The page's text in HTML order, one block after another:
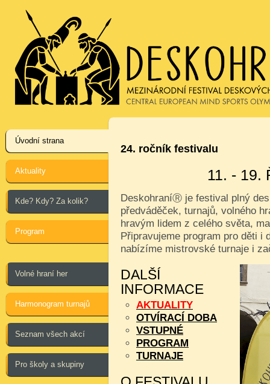
Úvodní strana
Aktuality
Kde? Kdy? Za kolik?
Program
Volné hraní her
Harmonogram turnajů
Seznam všech akcí
Pro školy a skupiny
24. ročník festivalu
11. - 19.
DeskohraníⓇ je festival plný
předváděček, turnajů, volného
hravým lidem z celého světa,
Připravujeme program pro děti i
nabízíme mistrovské turnaje i
DALŠÍ
INFORMACE
AKTUALITY
OTVÍRACÍ DOBA
VSTUPNÉ
PROGRAM
TURNAJE